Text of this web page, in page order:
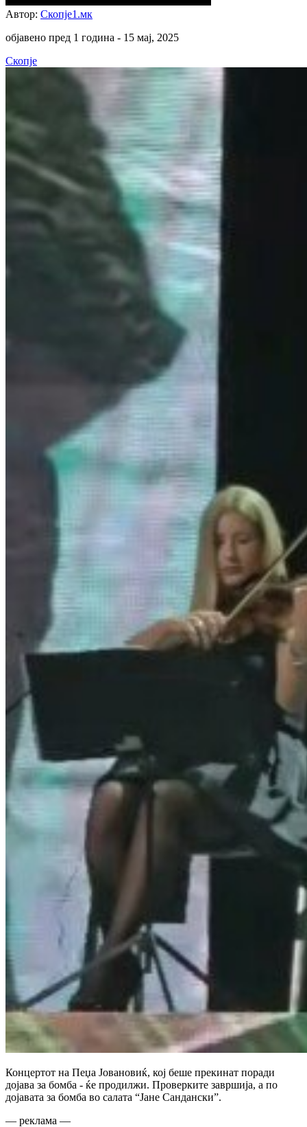
Автор: Скопје1.мк
објавено пред 1 година - 15 мај, 2025
Скопје
Концертот на Пеџа Јовановиќ, кој беше прекинат поради
дојава за бомба - ќе продилжи. Проверките завршија, а по
дојавата за бомба во салата “Јане Сандански”.
— реклама —